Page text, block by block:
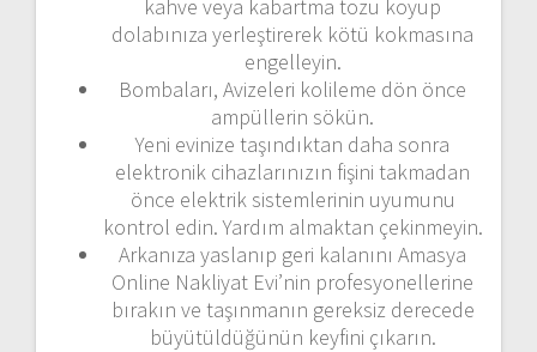
kahve veya kabartma tozu koyup
dolabınıza yerleştirerek kötü kokmasına
engelleyin.
Bombaları, Avizeleri kolileme dön önce
ampüllerin sökün.
Yeni evinize taşındıktan daha sonra
elektronik cihazlarınızın fişini takmadan
önce elektrik sistemlerinin uyumunu
kontrol edin. Yardım almaktan çekinmeyin.
Arkanıza yaslanıp geri kalanını Amasya
Online Nakliyat Evi’nin profesyonellerine
bırakın ve taşınmanın gereksiz derecede
büyütüldüğünün keyfini çıkarın.